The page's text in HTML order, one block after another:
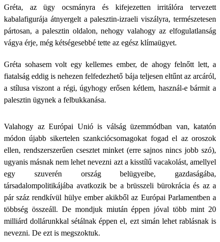
Gréta, az ügy ocsmányra és kifejezetten irritálóra tervezett
kabalafigurája átnyergelt a palesztin-izraeli viszályra, természetesen
pártosan, a palesztin oldalon, nehogy valahogy az elfogulatlanság
vágya érje, még kétségesebbé tette az egész klímaügyet.
Gréta sohasem volt egy kellemes ember, de ahogy felnőtt lett, a
fiatalság eddig is nehezen felfedezhető bája teljesen eltűnt az arcáról,
a stílusa viszont a régi, úgyhogy erősen kétlem, használ-e bármit a
palesztin ügynek a felbukkanása.
Valahogy az Európai Unió is válság üzemmódban van, katatón
módon újabb sikertelen szankciócsomagokat fogad el az oroszok
ellen, rendszerszerűen csesztet minket (erre sajnos nincs jobb szó),
ugyanis másnak nem lehet nevezni azt a kisstílű vacakolást, amellyel
egy szuverén ország belügyeibe, gazdaságába,
társadalompolitikájába avatkozik be a brüsszeli bürokrácia és az a
pár száz rendkívül hülye ember akikből az Európai Parlamentben a
többség összeáll. De mondjuk miután éppen jóval több mint 20
milliárd dollárunkkal sétálnak éppen el, ezt simán lehet rablásnak is
nevezni. De ezt is megszoktuk.